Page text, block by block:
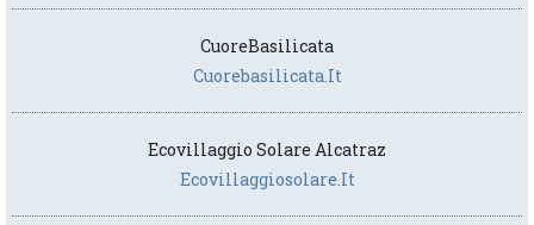
CuoreBasilicata
Cuorebasilicata.it
Ecovillaggio Solare Alcatraz
Ecovillaggiosolare.it